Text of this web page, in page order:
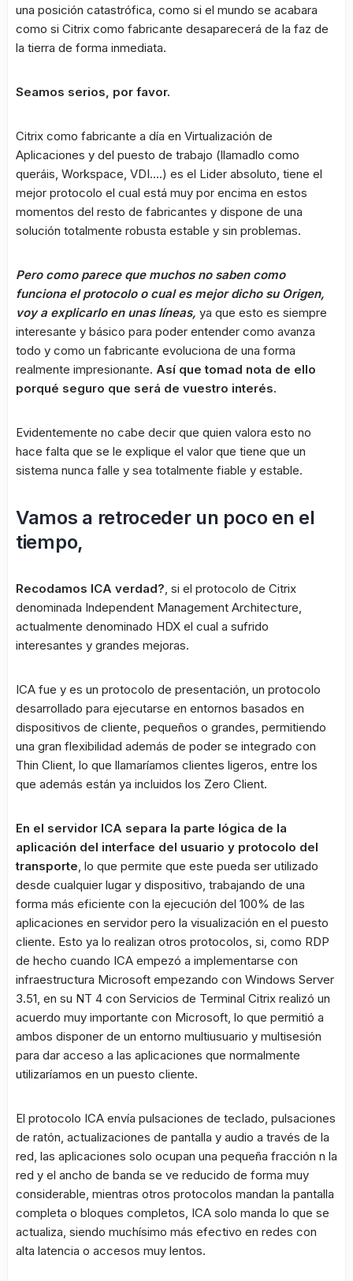
una posición catastrófica, como si el mundo se acabara
como si Citrix como fabricante desaparecerá de la faz de
la tierra de forma inmediata.
Seamos serios, por favor.
Citrix como fabricante a día en Virtualización de
Aplicaciones y del puesto de trabajo (llamadlo como
queráis, Workspace, VDI….) es el Lider absoluto, tiene el
mejor protocolo el cual está muy por encima en estos
momentos del resto de fabricantes y dispone de una
solución totalmente robusta estable y sin problemas.
Pero como parece que muchos no saben como
funciona el protocolo o cual es mejor dicho su Origen,
voy a explicarlo en unas líneas, ya que esto es siempre
interesante y básico para poder entender como avanza
todo y como un fabricante evoluciona de una forma
realmente impresionante. Así que tomad nota de ello
porqué seguro que será de vuestro interés.
Evidentemente no cabe decir que quien valora esto no
hace falta que se le explique el valor que tiene que un
sistema nunca falle y sea totalmente fiable y estable.
Vamos a retroceder un poco en el
tiempo,
Recodamos ICA verdad?, si el protocolo de Citrix
denominada Independent Management Architecture,
actualmente denominado HDX el cual a sufrido
interesantes y grandes mejoras.
ICA fue y es un protocolo de presentación, un protocolo
desarrollado para ejecutarse en entornos basados en
dispositivos de cliente, pequeños o grandes, permitiendo
una gran flexibilidad además de poder se integrado con
Thin Client, lo que llamaríamos clientes ligeros, entre los
que además están ya incluidos los Zero Client.
En el servidor ICA separa la parte lógica de la
aplicación del interface del usuario y protocolo del
transporte, lo que permite que este pueda ser utilizado
desde cualquier lugar y dispositivo, trabajando de una
forma más eficiente con la ejecución del 100% de las
aplicaciones en servidor pero la visualización en el puesto
cliente. Esto ya lo realizan otros protocolos, si, como RDP
de hecho cuando ICA empezó a implementarse con
infraestructura Microsoft empezando con Windows Server
3.51, en su NT 4 con Servicios de Terminal Citrix realizó un
acuerdo muy importante con Microsoft, lo que permitió a
ambos disponer de un entorno multiusuario y multisesión
para dar acceso a las aplicaciones que normalmente
utilizaríamos en un puesto cliente.
El protocolo ICA envía pulsaciones de teclado, pulsaciones
de ratón, actualizaciones de pantalla y audio a través de la
red, las aplicaciones solo ocupan una pequeña fracción n la
red y el ancho de banda se ve reducido de forma muy
considerable, mientras otros protocolos mandan la pantalla
completa o bloques completos, ICA solo manda lo que se
actualiza, siendo muchísimo más efectivo en redes con
alta latencia o accesos muy lentos.